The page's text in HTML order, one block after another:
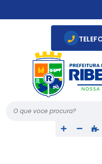
O que voce procura?